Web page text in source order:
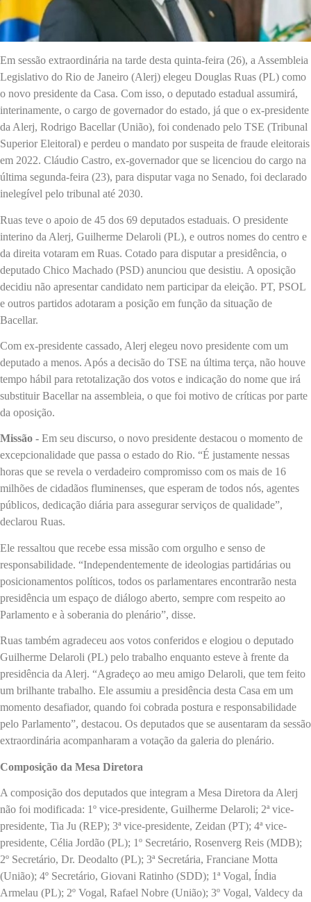
Em sessão extraordinária na tarde desta quinta-feira (26), a Assembleia
Legislativo do Rio de Janeiro (Alerj) elegeu Douglas Ruas (PL) como
o novo presidente da Casa. Com isso, o deputado estadual assumirá,
interinamente, o cargo de governador do estado, já que o ex-presidente
da Alerj, Rodrigo Bacellar (União), foi condenado pelo TSE (Tribunal
Superior Eleitoral) e perdeu o mandato por suspeita de fraude eleitorais
em 2022. Cláudio Castro, ex-governador que se licenciou do cargo na
última segunda-feira (23), para disputar vaga no Senado, foi declarado
inelegível pelo tribunal até 2030.
Ruas teve o apoio de 45 dos 69 deputados estaduais. O presidente
interino da Alerj, Guilherme Delaroli (PL), e outros nomes do centro e
da direita votaram em Ruas. Cotado para disputar a presidência, o
deputado Chico Machado (PSD) anunciou que desistiu. A oposição
decidiu não apresentar candidato nem participar da eleição. PT, PSOL
e outros partidos adotaram a posição em função da situação de
Bacellar.
Com ex-presidente cassado, Alerj elegeu novo presidente com um
deputado a menos. Após a decisão do TSE na última terça, não houve
tempo hábil para retotalização dos votos e indicação do nome que irá
substituir Bacellar na assembleia, o que foi motivo de críticas por parte
da oposição.
Missão - Em seu discurso, o novo presidente destacou o momento de
excepcionalidade que passa o estado do Rio. “É justamente nessas
horas que se revela o verdadeiro compromisso com os mais de 16
milhões de cidadãos fluminenses, que esperam de todos nós, agentes
públicos, dedicação diária para assegurar serviços de qualidade”,
declarou Ruas.
Ele ressaltou que recebe essa missão com orgulho e senso de
responsabilidade. “Independentemente de ideologias partidárias ou
posicionamentos políticos, todos os parlamentares encontrarão nesta
presidência um espaço de diálogo aberto, sempre com respeito ao
Parlamento e à soberania do plenário”, disse.
Ruas também agradeceu aos votos conferidos e elogiou o deputado
Guilherme Delaroli (PL) pelo trabalho enquanto esteve à frente da
presidência da Alerj. “Agradeço ao meu amigo Delaroli, que tem feito
um brilhante trabalho. Ele assumiu a presidência desta Casa em um
momento desafiador, quando foi cobrada postura e responsabilidade
pelo Parlamento”, destacou. Os deputados que se ausentaram da sessão
extraordinária acompanharam a votação da galeria do plenário.
Composição da Mesa Diretora
A composição dos deputados que integram a Mesa Diretora da Alerj
não foi modificada: 1º vice-presidente, Guilherme Delaroli; 2ª vice-
presidente, Tia Ju (REP); 3ª vice-presidente, Zeidan (PT); 4ª vice-
presidente, Célia Jordão (PL); 1º Secretário, Rosenverg Reis (MDB);
2º Secretário, Dr. Deodalto (PL); 3ª Secretária, Franciane Motta
(União); 4º Secretário, Giovani Ratinho (SDD); 1ª Vogal, Índia
Armelau (PL); 2º Vogal, Rafael Nobre (União); 3º Vogal, Valdecy da